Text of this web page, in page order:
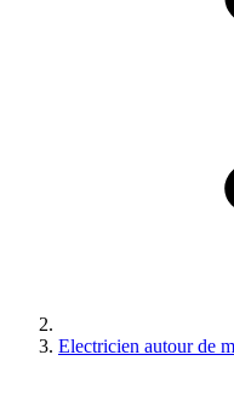
Electricien autour de